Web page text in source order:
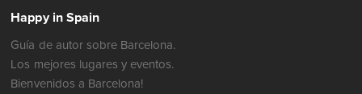
Happy in Spain
Guía de autor sobre Barcelona.
Los mejores lugares y eventos.
Bienvenidos a Barcelona!